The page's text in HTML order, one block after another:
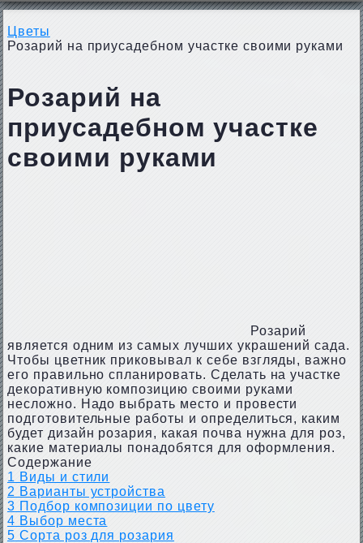
Цветы
Розарий на приусадебном участке своими руками
Розарий на
приусадебном участке
своими руками
Розарий
является одним из самых лучших украшений сада.
Чтобы цветник приковывал к себе взгляды, важно
его правильно спланировать. Сделать на участке
декоративную композицию своими руками
несложно. Надо выбрать место и провести
подготовительные работы и определиться, каким
будет дизайн розария, какая почва нужна для роз,
какие материалы понадобятся для оформления.
Содержание
1 Виды и стили
2 Варианты устройства
3 Подбор композиции по цвету
4 Выбор места
5 Сорта роз для розария